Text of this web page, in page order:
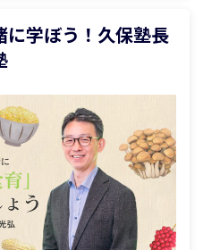
に学ぼう！久保塾長